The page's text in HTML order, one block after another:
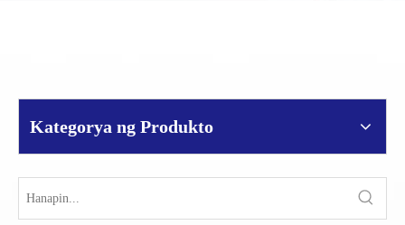
Kategorya ng Produkto